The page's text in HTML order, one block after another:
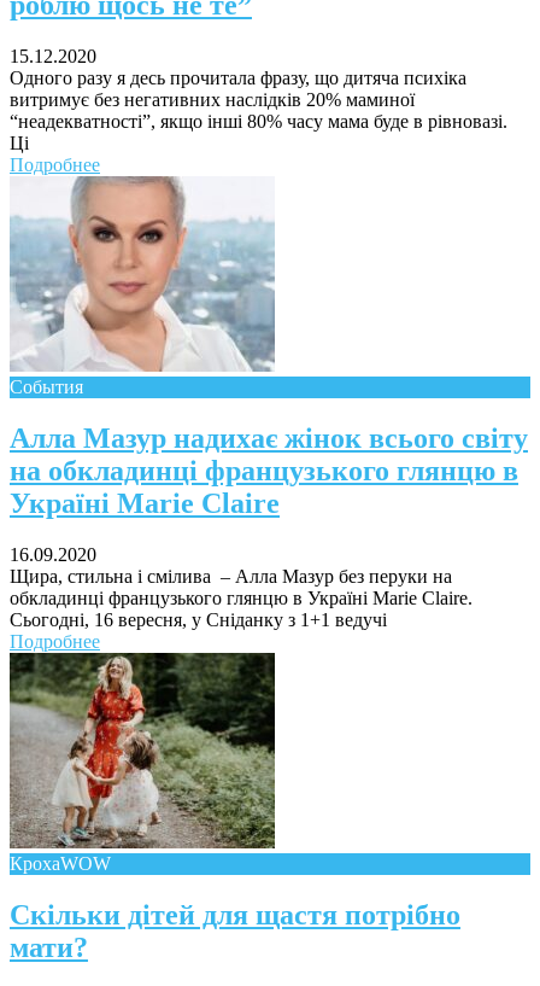
15.12.2020
Одного разу я десь прочитала фразу, що дитяча психіка
витримує без негативних наслідків 20% маминої
“неадекватності”, якщо інші 80% часу мама буде в рівновазі.
Ці
Подробнее
События
Алла Мазур надихає жінок всього світу
на обкладинці французького глянцю в
Україні Marie Claire
16.09.2020
Щира, стильна і смілива – Алла Мазур без перуки на
обкладинці французького глянцю в Україні Marie Claire.
Сьогодні, 16 вересня, у Сніданку з 1+1 ведучі
Подробнее
КрохаWOW
Скільки дітей для щастя потрібно
мати?